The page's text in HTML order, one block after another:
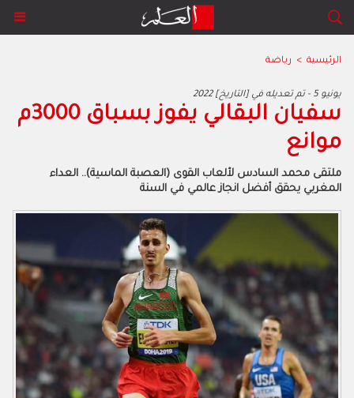
الرئيسية > رياضة
2022 يونيو 5 - تم تعديله في [التاريخ]
سفيان البقالي يفوز بسباق 3000م
موانع
ملتقى محمد السادس لألعاب القوى (العصبة الماسية).. العداء
المغربي يحقق أفضل انجاز عالمي في السنة